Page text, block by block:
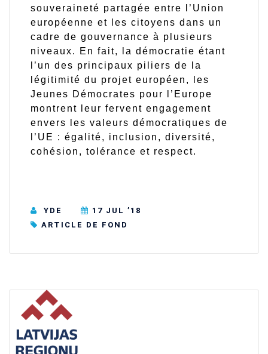
souveraineté partagée entre l’Union
européenne et les citoyens dans un
cadre de gouvernance à plusieurs
niveaux. En fait, la démocratie étant
l’un des principaux piliers de la
légitimité du projet européen, les
Jeunes Démocrates pour l’Europe
montrent leur fervent engagement
envers les valeurs démocratiques de
l’UE : égalité, inclusion, diversité,
cohésion, tolérance et respect.
YDE
17 JUL ’18
ARTICLE DE FOND